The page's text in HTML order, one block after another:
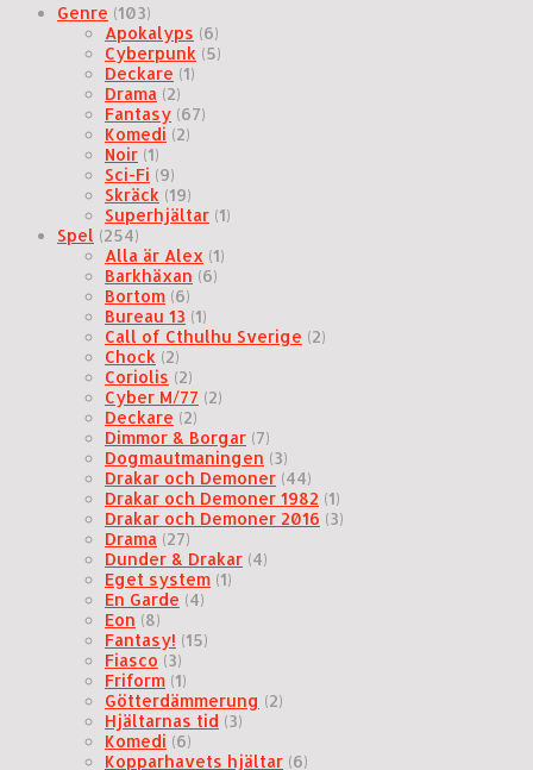
Genre (103)
Apokalyps (6)
Cyberpunk (5)
Deckare (1)
Drama (2)
Fantasy (67)
Komedi (2)
Noir (1)
Sci-Fi (9)
Skräck (19)
Superhjältar (1)
Spel (254)
Alla är Alex (1)
Barkhäxan (6)
Bortom (6)
Bureau 13 (1)
Call of Cthulhu Sverige (2)
Chock (2)
Coriolis (2)
Cyber M/77 (2)
Deckare (2)
Dimmor & Borgar (7)
Dogmautmaningen (3)
Drakar och Demoner (44)
Drakar och Demoner 1982 (1)
Drakar och Demoner 2016 (3)
Drama (27)
Dunder & Drakar (4)
Eget system (1)
En Garde (4)
Eon (8)
Fantasy! (15)
Fiasco (3)
Friform (1)
Götterdämmerung (2)
Hjältarnas tid (3)
Komedi (6)
Kopparhavets hjältar (6)